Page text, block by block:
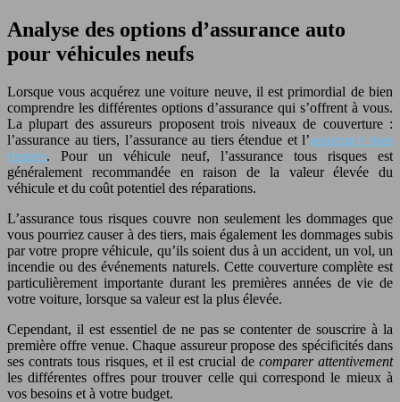
Analyse des options d’assurance auto
pour véhicules neufs
Lorsque vous acquérez une voiture neuve, il est primordial de bien
comprendre les différentes options d’assurance qui s’offrent à vous.
La plupart des assureurs proposent trois niveaux de couverture :
l’assurance au tiers, l’assurance au tiers étendue et l’assurance tous
risques. Pour un véhicule neuf, l’assurance tous risques est
généralement recommandée en raison de la valeur élevée du
véhicule et du coût potentiel des réparations.
L’assurance tous risques couvre non seulement les dommages que
vous pourriez causer à des tiers, mais également les dommages subis
par votre propre véhicule, qu’ils soient dus à un accident, un vol, un
incendie ou des événements naturels. Cette couverture complète est
particulièrement importante durant les premières années de vie de
votre voiture, lorsque sa valeur est la plus élevée.
Cependant, il est essentiel de ne pas se contenter de souscrire à la
première offre venue. Chaque assureur propose des spécificités dans
ses contrats tous risques, et il est crucial de comparer attentivement
les différentes offres pour trouver celle qui correspond le mieux à
vos besoins et à votre budget.